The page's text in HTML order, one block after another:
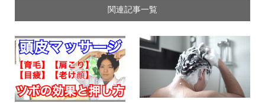
関連記事一覧